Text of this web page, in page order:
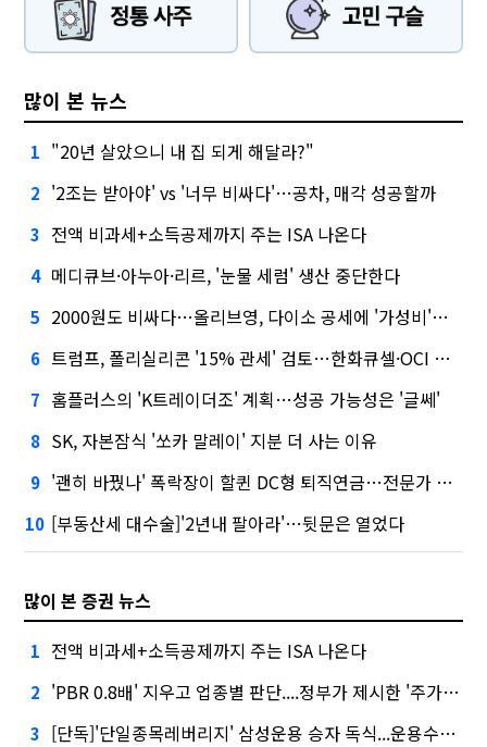
많이 본 뉴스
1 "20년 살았으니 내 집 되게 해달라?"
2 '2조는 받아야' vs '너무 비싸다'…공차, 매각 성공할까
3 전액 비과세+소득공제까지 주는 ISA 나온다
4 메디큐브·아누아·리르, '눈물 세럼' 생산 중단한다
5 2000원도 비싸다…올리브영, 다이소 공세에 '가성비'로 맞불
6 트럼프, 폴리실리콘 '15% 관세' 검토…한화큐셀·OCI 영향은?
7 홈플러스의 'K트레이더조' 계획…성공 가능성은 '글쎄'
8 SK, 자본잠식 '쏘카 말레이' 지분 더 사는 이유
9 '괜히 바꿨나' 폭락장이 할퀸 DC형 퇴직연금…전문가 조언은
10 [부동산세 대수술]'2년내 팔아라'…뒷문은 열었다
많이 본 증권 뉴스
1 전액 비과세+소득공제까지 주는 ISA 나온다
2 'PBR 0.8배' 지우고 업종별 판단....정부가 제시한 '주가 누르기' 방지법
3 [단독]'단일종목레버리지' 삼성운용 승자 독식...운용수익 미래에셋의 6배